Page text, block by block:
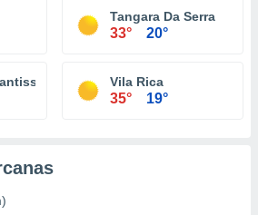
Tangara Da Serra
33° 20°
TrindadeVila Rica
35° 19°